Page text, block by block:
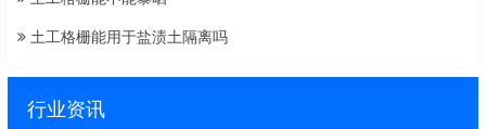
土工格栅能用于盐渍土隔离吗
行业资讯